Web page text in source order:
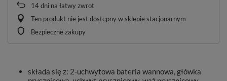
14dni na łatwy zwrot
Ten produkt nie jest dostępny w sklepie stacjonarnym
Bezpieczne zakupy
składa się z: 2-uchwytowa bateria wannowa, główka